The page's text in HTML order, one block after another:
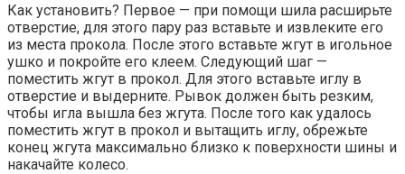
Как установить? Первое — при помощи шила расширьте
отверстие, для этого пару раз вставьте и извлеките его
из места прокола. После этого вставьте жгут в игольное
ушко и покройте его клеем. Следующий шаг —
поместить жгут в прокол. Для этого вставьте иглу в
отверстие и выдерните. Рывок должен быть резким,
чтобы игла вышла без жгута. После того как удалось
поместить жгут в прокол и вытащить иглу, обрежьте
конец жгута максимально близко к поверхности шины и
накачайте колесо.